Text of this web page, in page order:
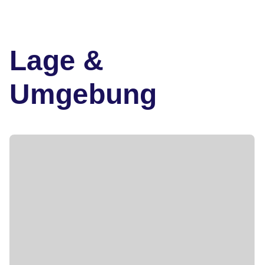
Lage &
Umgebung